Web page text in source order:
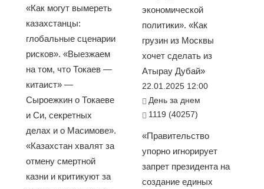
«Как могут вымереть
казахстанцы:
глобальные сценарии
рисков». «Выезжаем
на том, что Токаев —
китаист» —
Сыроежкин о Токаеве
и Си, секретных
делах и о Масимове».
«Казахстан хвалят за
отмену смертной
казни и критикуют за
экономической
политики». «Как
грузин из Москвы
хочет сделать из
Атырау Дубай»
22.01.2025 12:00
День за днем
1119 (40257)
«Правительство
упорно игнорирует
запрет президента на
создание единых